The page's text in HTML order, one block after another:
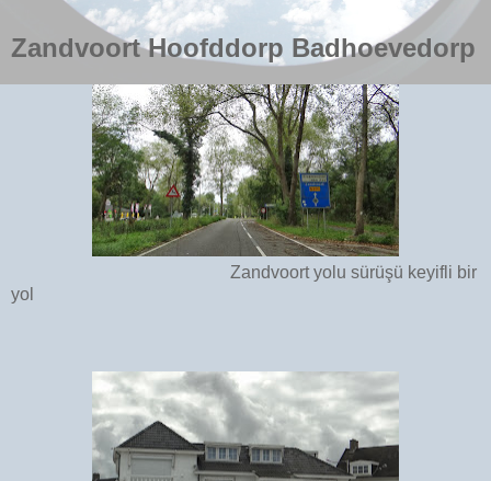
Zandvoort Hoofddorp Badhoevedorp
Zandvoort yolu sürüşü keyifli bir
yol